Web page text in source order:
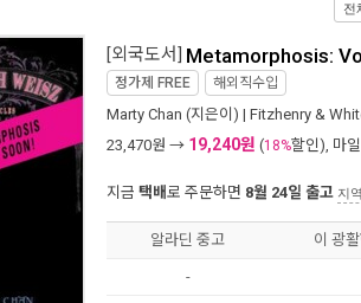
전
[외국도서] Metamorphosis:
정가제 FREE 해외직수입
Marty Chan (지은이) | Fitzhenry &
23,470원 → 19,240원 (18%할인), 마일
지금 택배로 주문하면 8월 24일 출고 지
알라딘 중고 이 광
-